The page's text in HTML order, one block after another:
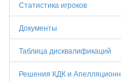
Статистика игроков
Документы
Таблица дисквалификаций
Решения КДК и